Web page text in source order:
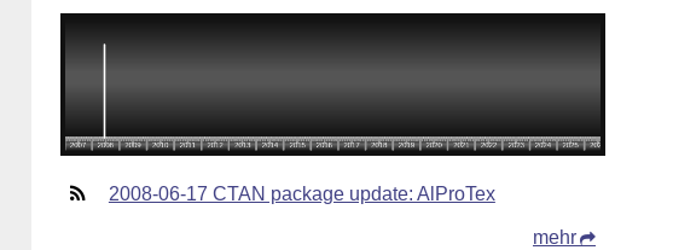
2008-06-17 CTAN package update: AlProTex
mehr